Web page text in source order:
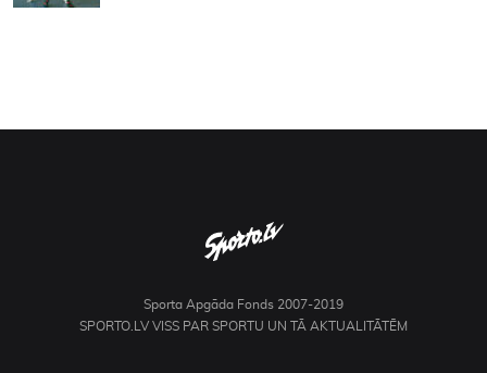
Sporta Apgāda Fonds 2007-2019
SPORTO.LV VISS PAR SPORTU UN TĀ AKTUALITĀTĒM